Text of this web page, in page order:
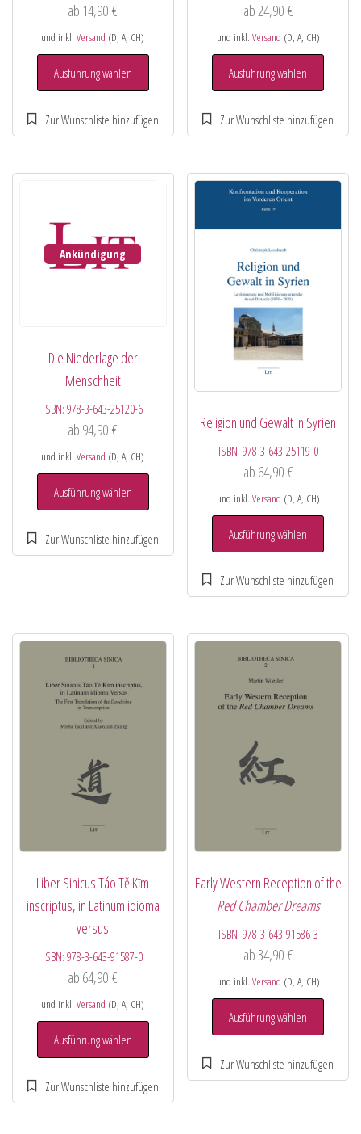
ab 14,90€
und inkl.Versand (D, A, CH)
Ausführung wählen
ab24,90 €
und inkl. Versand (D, A, CH)
Ausführung wählen
Ankündigung
Die Niederlage der
Menschheit
ISBN:978-3-643-25120-6
ab 94,90€
und inkl.Versand (D, A, CH)
Ausführung wählen
Religion und Gewalt in Syrien
ISBN: 978-3-643-25119-0
ab 64,90 €
und inkl. Versand (D, A, CH)
Ausführung wählen
Liber Sinicus Táo Tě Kīm
inscriptus, in Latinum idioma
versus
ISBN:978-3-643-91587-0
ab 64,90€
und inkl.Versand (D, A, CH)
Ausführung wählen
Early Western Reception of the
Red Chamber Dreams
ISBN: 978-3-643-91586-3
ab34,90 €
und inkl. Versand (D, A, CH)
Ausführung wählen